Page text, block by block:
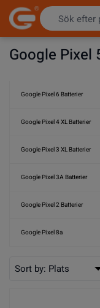
Hoppa till innehållet
Google Pixel
Google Pixel 6 Batterier
Google Pixel 4 XL Batterier
Google Pixel 3 XL Batterier
Google Pixel 3A Batterier
Google Pixel 2 Batterier
Google Pixel 8a
Sort by: Plats